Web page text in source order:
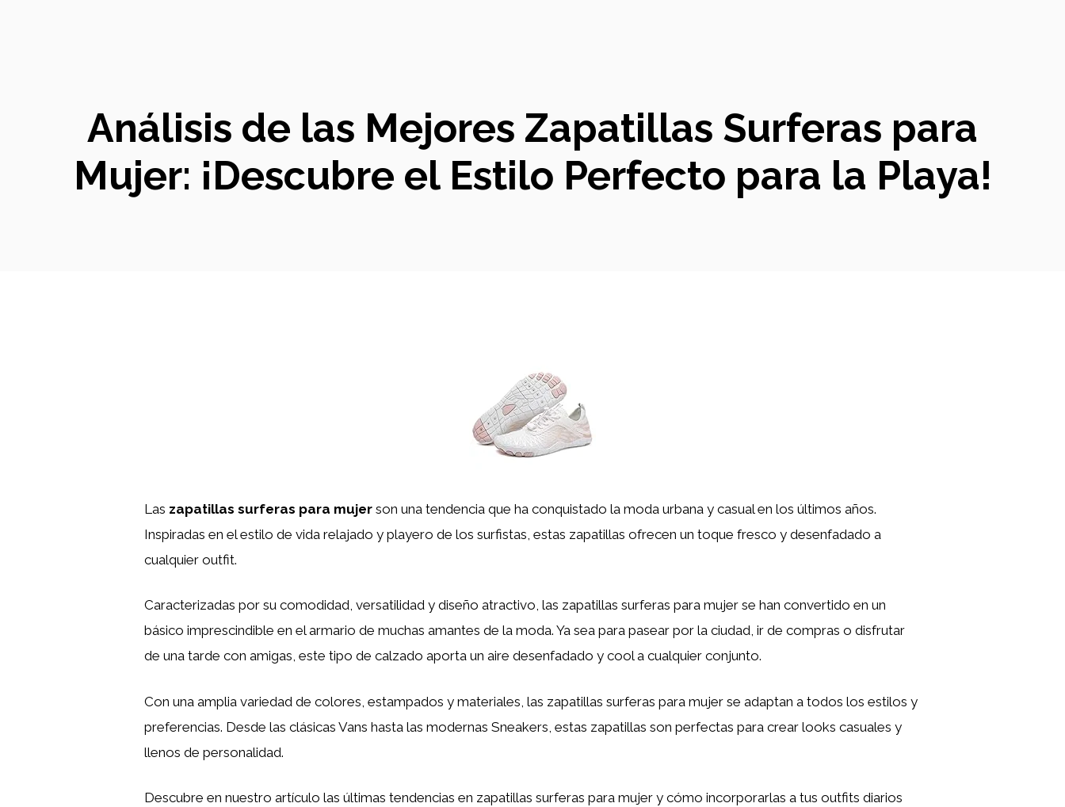
Análisis de las Mejores Zapatillas Surferas para
Mujer: ¡Descubre el Estilo Perfecto para la Playa!
Las zapatillas surferas para mujer son una tendencia que ha conquistado la moda urbana y casual en los últimos años.
Inspiradas en el estilo de vida relajado y playero de los surfistas, estas zapatillas ofrecen un toque fresco y desenfadado a
cualquier outfit.
Caracterizadas por su comodidad, versatilidad y diseño atractivo, las zapatillas surferas para mujer se han convertido en un
básico imprescindible en el armario de muchas amantes de la moda. Ya sea para pasear por la ciudad, ir de compras o disfrutar
de una tarde con amigas, este tipo de calzado aporta un aire desenfadado y cool a cualquier conjunto.
Con una amplia variedad de colores, estampados y materiales, las zapatillas surferas para mujer se adaptan a todos los estilos y
preferencias. Desde las clásicas Vans hasta las modernas Sneakers, estas zapatillas son perfectas para crear looks casuales y
llenos de personalidad.
Descubre en nuestro artículo las últimas tendencias en zapatillas surferas para mujer y cómo incorporarlas a tus outfits diarios